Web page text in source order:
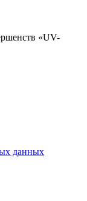
«UV-
данных